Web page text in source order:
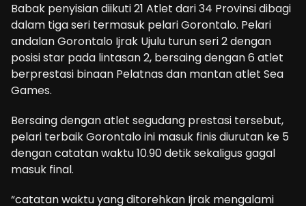
Babak penyisian diikuti 21 Atlet dari 34 Provinsi dibagi
dalam tiga seri termasuk pelari Gorontalo. Pelari
andalan Gorontalo Ijrak Ujulu turun seri 2 dengan
posisi star pada lintasan 2, bersaing dengan 6 atlet
berprestasi binaan Pelatnas dan mantan atlet Sea
Games.
Bersaing dengan atlet segudang prestasi tersebut,
pelari terbaik Gorontalo ini masuk finis diurutan ke 5
dengan catatan waktu 10.90 detik sekaligus gagal
masuk final.
“catatan waktu yang ditorehkan Ijrak mengalami